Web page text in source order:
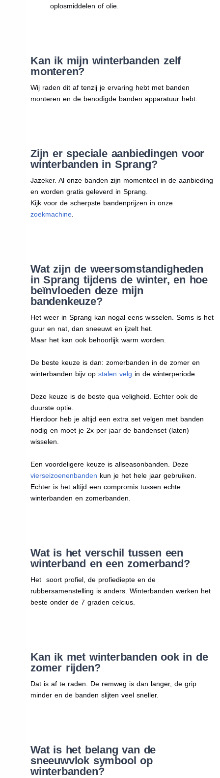
oplosmiddelen of olie.
Kan ik mijn winterbanden zelf
monteren?
Wij raden dit af tenzij je ervaring hebt met banden
monteren en de benodigde banden apparatuur hebt.
Zijn er speciale aanbiedingen voor
winterbanden in Sprang?
Jazeker. Al onze banden zijn momenteel in de aanbieding
en worden gratis geleverd in Sprang.
Kijk voor de scherpste bandenprijzen in onze
zoekmachine.
Wat zijn de weersomstandigheden
in Sprang tijdens de winter, en hoe
beïnvloeden deze mijn
bandenkeuze?
Het weer in Sprang kan nogal eens wisselen. Soms is het
guur en nat, dan sneeuwt en ijzelt het.
Maar het kan ook behoorlijk warm worden.
De beste keuze is dan: zomerbanden in de zomer en
winterbanden bijv op stalen velg in de winterperiode.
Deze keuze is de beste qua veligheid. Echter ook de
duurste optie.
Hierdoor heb je altijd een extra set velgen met banden
nodig en moet je 2x per jaar de bandenset (laten)
wisselen.
Een voordeligere keuze is allseasonbanden. Deze
vierseizoenenbanden kun je het hele jaar gebruiken.
Echter is het altijd een compromis tussen echte
winterbanden en zomerbanden.
Wat is het verschil tussen een
winterband en een zomerband?
Het soort profiel, de profiediepte en de
rubbersamenstelling is anders. Winterbanden werken het
beste onder de 7 graden celcius.
Kan ik met winterbanden ook in de
zomer rijden?
Dat is af te raden. De remweg is dan langer, de grip
minder en de banden slijten veel sneller.
Wat is het belang van de
sneeuwvlok symbool op
winterbanden?